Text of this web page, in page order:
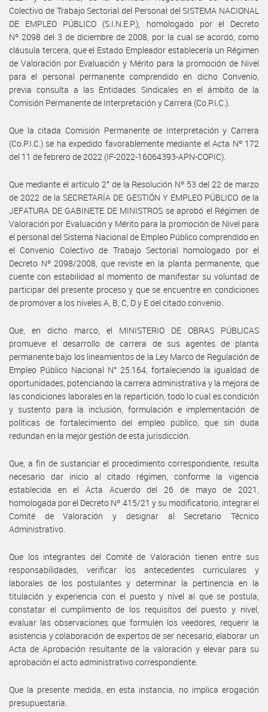
Colectivo de Trabajo Sectorial del Personal del SISTEMA NACIONAL
DE EMPLEO PÚBLICO (S.I.N.E.P.), homologado por el Decreto
Nº 2098 del 3 de diciembre de 2008, por la cual se acordó, como
cláusula tercera, que el Estado Empleador establecería un Régimen
de Valoración por Evaluación y Mérito para la promoción de Nivel
para el personal permanente comprendido en dicho Convenio,
previa consulta a las Entidades Sindicales en el ámbito de la
Comisión Permanente de Interpretación y Carrera (Co.P.I.C.).
Que la citada Comisión Permanente de Interpretación y Carrera
(Co.P.I.C.) se ha expedido favorablemente mediante el Acta Nº 172
del 11 de febrero de 2022 (IF-2022-16064393-APN-COPIC).
Que mediante el artículo 2° de la Resolución Nº 53 del 22 de marzo
de 2022 de la SECRETARÍA DE GESTIÓN Y EMPLEO PÚBLICO de la
JEFATURA DE GABINETE DE MINISTROS se aprobó el Régimen de
Valoración por Evaluación y Mérito para la promoción de Nivel para
el personal del Sistema Nacional de Empleo Público comprendido en
el Convenio Colectivo de Trabajo Sectorial homologado por el
Decreto Nº 2098/2008, que reviste en la planta permanente, que
cuente con estabilidad al momento de manifestar su voluntad de
participar del presente proceso y que se encuentre en condiciones
de promover a los niveles A, B, C, D y E del citado convenio.
Que, en dicho marco, el MINISTERIO DE OBRAS PÚBLICAS
promueve el desarrollo de carrera de sus agentes de planta
permanente bajo los lineamientos de la Ley Marco de Regulación de
Empleo Público Nacional N° 25.164, fortaleciendo la igualdad de
oportunidades, potenciando la carrera administrativa y la mejora de
las condiciones laborales en la repartición, todo lo cual es condición
y sustento para la inclusión, formulación e implementación de
políticas de fortalecimiento del empleo público, que sin duda
redundan en la mejor gestión de esta jurisdicción.
Que, a fin de sustanciar el procedimiento correspondiente, resulta
necesario dar inicio al citado régimen, conforme la vigencia
establecida en el Acta Acuerdo del 26 de mayo de 2021,
homologada por el Decreto Nº 415/21 y su modificatorio, integrar el
Comité de Valoración y designar al Secretario Técnico
Administrativo.
Que los integrantes del Comité de Valoración tienen entre sus
responsabilidades, verificar los antecedentes curriculares y
laborales de los postulantes y determinar la pertinencia en la
titulación y experiencia con el puesto y nivel al que se postula,
constatar el cumplimiento de los requisitos del puesto y nivel,
evaluar las observaciones que formulen los veedores, requerir la
asistencia y colaboración de expertos de ser necesario, elaborar un
Acta de Aprobación resultante de la valoración y elevar para su
aprobación el acto administrativo correspondiente.
Que la presente medida, en esta instancia, no implica erogación
presupuestaria.